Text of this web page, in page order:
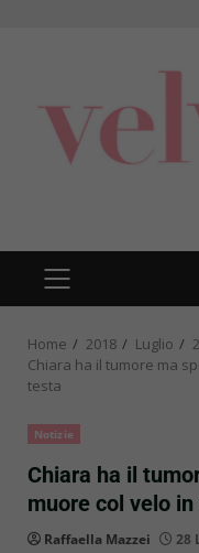
PRIMARY
MENU
Home 2018 Luglio
Chiara ha il tumore ma
testa
Notizie
Chiara ha il
muore col velo
Raffaella Mazzei 28